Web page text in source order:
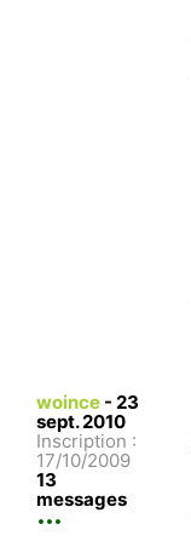
woince - 23
sept. 2010
Inscription :
17/10/2009
13
messages